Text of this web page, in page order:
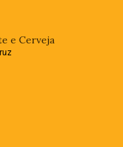
e Cerveja